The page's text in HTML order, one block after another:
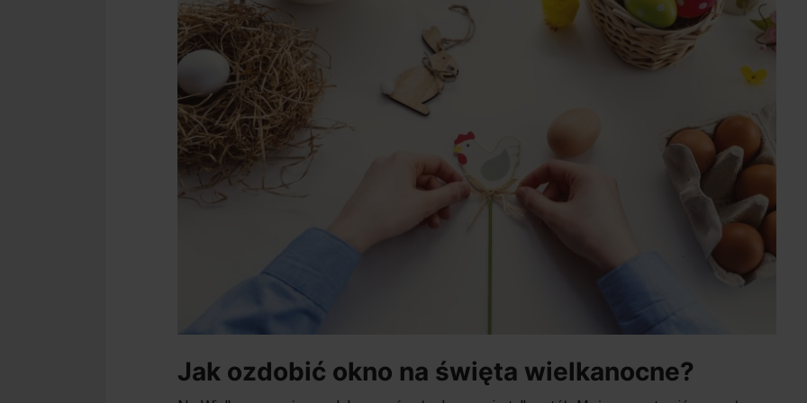
Jak ozdobić okno na święta wielkanocne?